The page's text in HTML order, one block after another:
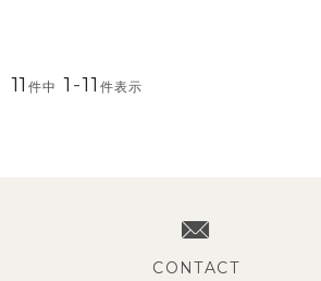
11件中 1 -11 件表示
CONTACT